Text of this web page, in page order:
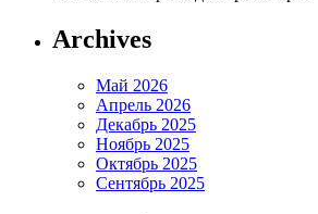
Archives
Май 2026
Апрель 2026
Декабрь 2025
Ноябрь 2025
Октябрь 2025
Сентябрь 2025